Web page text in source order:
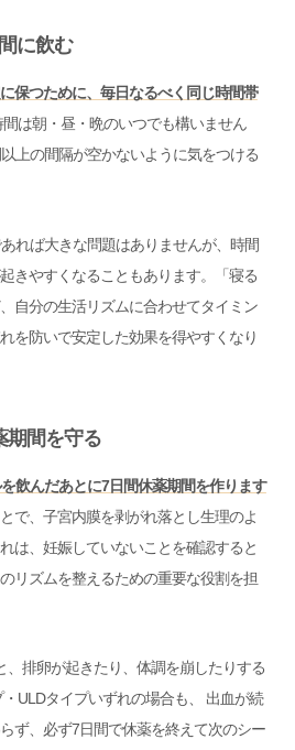
に飲む
保つために、毎日なるべく同じ時間帯
間は朝・昼・晩のいつでも構いません
上の間隔が空かないように気をつける
れば大きな問題はありませんが、時間
きやすくなることもあります。「寝る
自分の生活リズムに合わせてタイミン
を防いで安定した効果を得やすくなり
期間を守る
飲んだあとに7日間休薬期間を作ります
で、子宮内膜を剥がれ落とし生理のよ
は、妊娠していないことを確認すると
リズムを整えるための重要な役割を担
、排卵が起きたり、体調を崩したりする
ULDタイプいずれの場合も、 出血が続
ず、必ず7日間で休薬を終えて次のシー